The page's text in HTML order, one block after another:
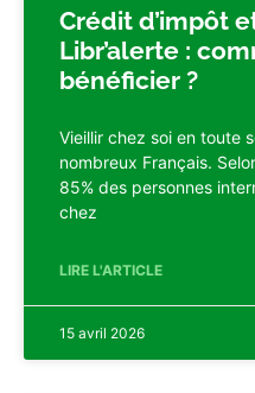
Crédit d’impôt
Libr’alerte :
bénéficier ?
Vieillir chez soi en toute
nombreux Français.
85% des personnes
chez
LIRE L'ARTICLE
15 avril 2026